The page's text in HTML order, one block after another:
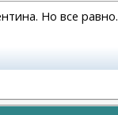
Но все равно.